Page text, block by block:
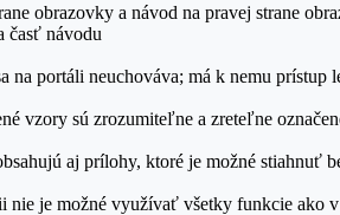
obrazovky a návod na pravej strane
časť návodu
na portáli neuchováva; má k nemu prístup
vzory sú zrozumiteľne a zreteľne
aj prílohy, ktoré je možné stiahnuť
nie je možné využívať všetky funkcie ako